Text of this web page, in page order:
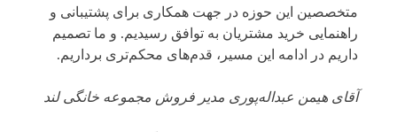
متخصصین این حوزه در جهت همکاری برای پشتیبانی و
راهنمایی خرید مشتریان به توافق رسیدیم. و ما تصمیم
داریم در ادامه این مسیر، قدم‌های محکم‌تری برداریم.
آقای هیمن عبداله‌پوری مدیر فروش مجموعه خانگی لند